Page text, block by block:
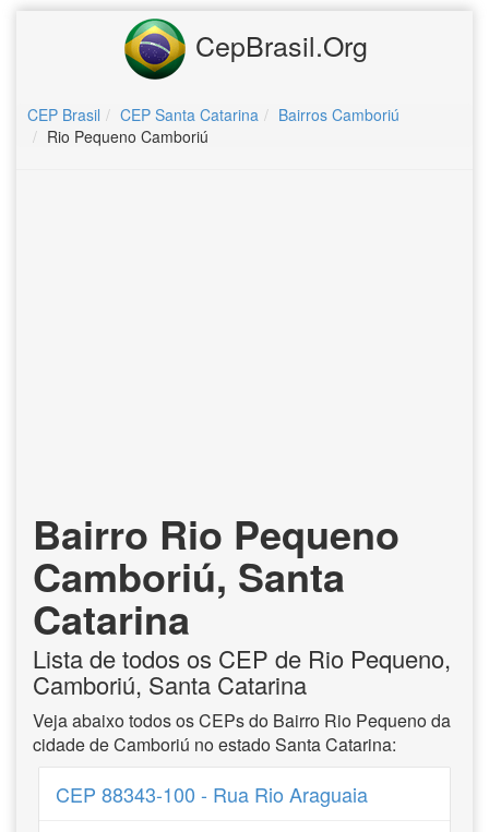
CepBrasil.Org
CEP Brasil CEP Santa Catarina
Bairros Camboriú
Rio Pequeno Camboriú
Bairro Rio Pequeno
Camboriú, Santa
Catarina
Lista de todos os CEP de Rio Pequeno,
Camboriú, Santa Catarina
Veja abaixo todos os CEPs do Bairro Rio Pequeno da
cidade de Camboriú no estado Santa Catarina:
CEP 88343-100 - Rua Rio Araguaia